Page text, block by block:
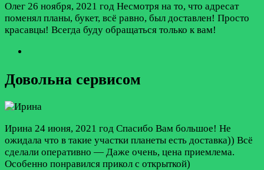
Олег 26 ноября, 2021 год Несмотря на то, что адресат
поменял планы, букет, всё равно, был доставлен! Просто
красавцы! Всегда буду обращаться только к вам!
Довольна сервисом
Ирина 24 июня, 2021 год Спасибо Вам большое! Не
ожидала что в такие участки планеты есть доставка)) Всё
сделали оперативно — Даже очень, цена приемлема.
Особенно понравился прикол с открыткой)